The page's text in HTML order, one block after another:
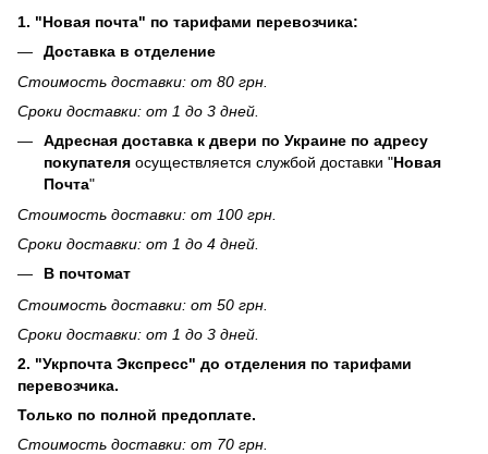
1. "Новая почта" по тарифами перевозчика:
Доставка в отделение
Стоимость доставки: от 80 грн.
Сроки доставки: от 1 до 3 дней.
Адресная доставка к двери по Украине по адресу
покупателя осуществляется службой доставки "Новая
Почта"
Стоимость доставки: от 100 грн.
Сроки доставки: от 1 до 4 дней.
В почтомат
Стоимость доставки: от 50 грн.
Сроки доставки: от 1 до 3 дней.
2. "Укрпочта Экспресс" до отделения по тарифами
перевозчика.
Только по полной предоплате.
Стоимость доставки: от 70 грн.